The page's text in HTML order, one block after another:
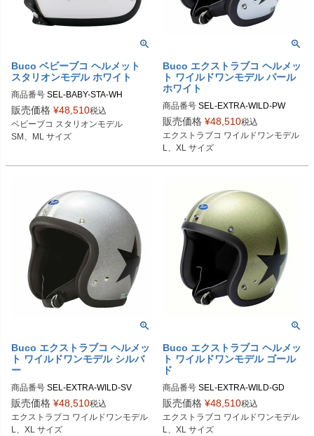
Buco ベビーブコ ヘルメット
スタリオンモデル ホワイト
商品番号 SEL-BABY-STA-WH
SMサイズ商品コード：0107BBCST
013
販売価格 ¥48,510税込
ベビーブコ スタリオンモデル
SM、ML サイズ
Buco エクストラブコ ヘルメッ
ト ワイルドワンモデル パール
ホワイト
商品番号 SEL-EXTRA-WILD-PW
Lサイズ商品コード：0107EBCAWO
015
O016
Buco（ブコ）
販売価格 ¥48,510税込
エクストラブコ ワイルドワンモデル
L、XL サイズ
Buco エクストラブコ ヘルメッ
ト ワイルドワンモデル シルバ
ー
商品番号 SEL-EXTRA-WILD-SV
Lサイズ商品コード：0107EBCAWO
5
販売価格 ¥48,510税込
エクストラブコ ワイルドワンモデル
L、XL サイズ
Buco エクストラブコ ヘルメッ
ト ワイルドワンモデル ゴール
ド
商品番号 SEL-EXTRA-WILD-GD
Lサイズ商品コード：0107EBCAWO
165
販売価格 ¥48,510税込
エクストラブコ ワイルドワンモデル
L、XL サイズ